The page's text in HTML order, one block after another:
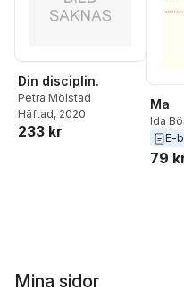
Din disciplin.
Petra Mölstad
Häftad, 2020
233 kr
Ma
Ida
E-
79
Mina sidor